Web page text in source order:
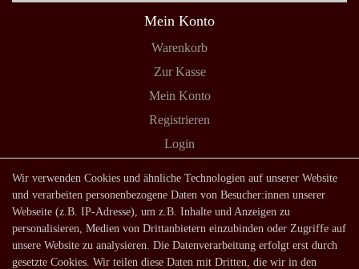
Mein Konto
Warenkorb
Zur Kasse
Mein Konto
Registrieren
Login
Shop
Lagerverkauf
Zahlungsarten
Versandarten und -kosten
Wir verwenden Cookies und ähnliche Technologien auf unserer Website
und verarbeiten personenbezogene Daten von Besucher:innen unserer
Webseite (z.B. IP-Adresse), um z.B. Inhalte und Anzeigen zu
personalisieren, Medien von Drittanbietern einzubinden oder Zugriffe auf
unsere Website zu analysieren. Die Datenverarbeitung erfolgt erst durch
gesetzte Cookies. Wir teilen diese Daten mit Dritten, die wir in den